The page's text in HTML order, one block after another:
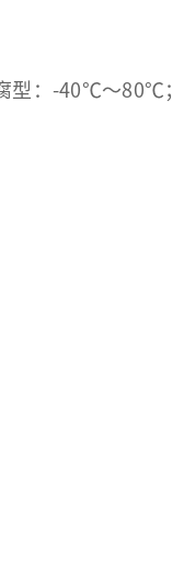
：-40℃～80℃